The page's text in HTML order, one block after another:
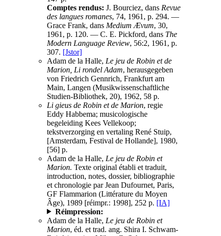
Comptes rendus: J. Bourciez, dans Revue
des langues romanes, 74, 1961, p. 294. —
Grace Frank, dans Medium Ævum, 30,
1961, p. 120. — C. E. Pickford, dans The
Modern Language Review, 56:2, 1961, p.
307. [Jstor]
Adam de la Halle, Le jeu de Robin et de
Marion, Li rondel Adam, herausgegeben
von Friedrich Gennrich, Frankfurt am
Main, Langen (Musikwissenschaftliche
Studien-Bibliothek, 20), 1962, 58 p.
Li gieus de Robin et de Marion, regie
Eddy Habbema; musicologische
begeleiding Kees Vellekoop;
tekstverzorging en vertaling René Stuip,
[Amsterdam, Festival de Hollande], 1980,
[56] p.
Adam de la Halle, Le jeu de Robin et
Marion. Texte original établi et traduit,
introduction, notes, dossier, bibliographie
et chronologie par Jean Dufournet, Paris,
GF Flammarion (Littérature du Moyen
Âge), 1989 [réimpr.: 1998], 252 p. [IA]
Réimpression:
Adam de la Halle, Le jeu de Robin et
Marion, éd. et trad. ang. Shira I. Schwam-